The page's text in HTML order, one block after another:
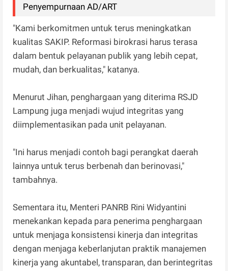
Penyempurnaan AD/ART
"Kami berkomitmen untuk terus meningkatkan
kualitas SAKIP. Reformasi birokrasi harus terasa
dalam bentuk pelayanan publik yang lebih cepat,
mudah, dan berkualitas," katanya.
Menurut Jihan, penghargaan yang diterima RSJD
Lampung juga menjadi wujud integritas yang
diimplementasikan pada unit pelayanan.
"Ini harus menjadi contoh bagi perangkat daerah
lainnya untuk terus berbenah dan berinovasi,"
tambahnya.
Sementara itu, Menteri PANRB Rini Widyantini
menekankan kepada para penerima penghargaan
untuk menjaga konsistensi kinerja dan integritas
dengan menjaga keberlanjutan praktik manajemen
kinerja yang akuntabel, transparan, dan berintegritas